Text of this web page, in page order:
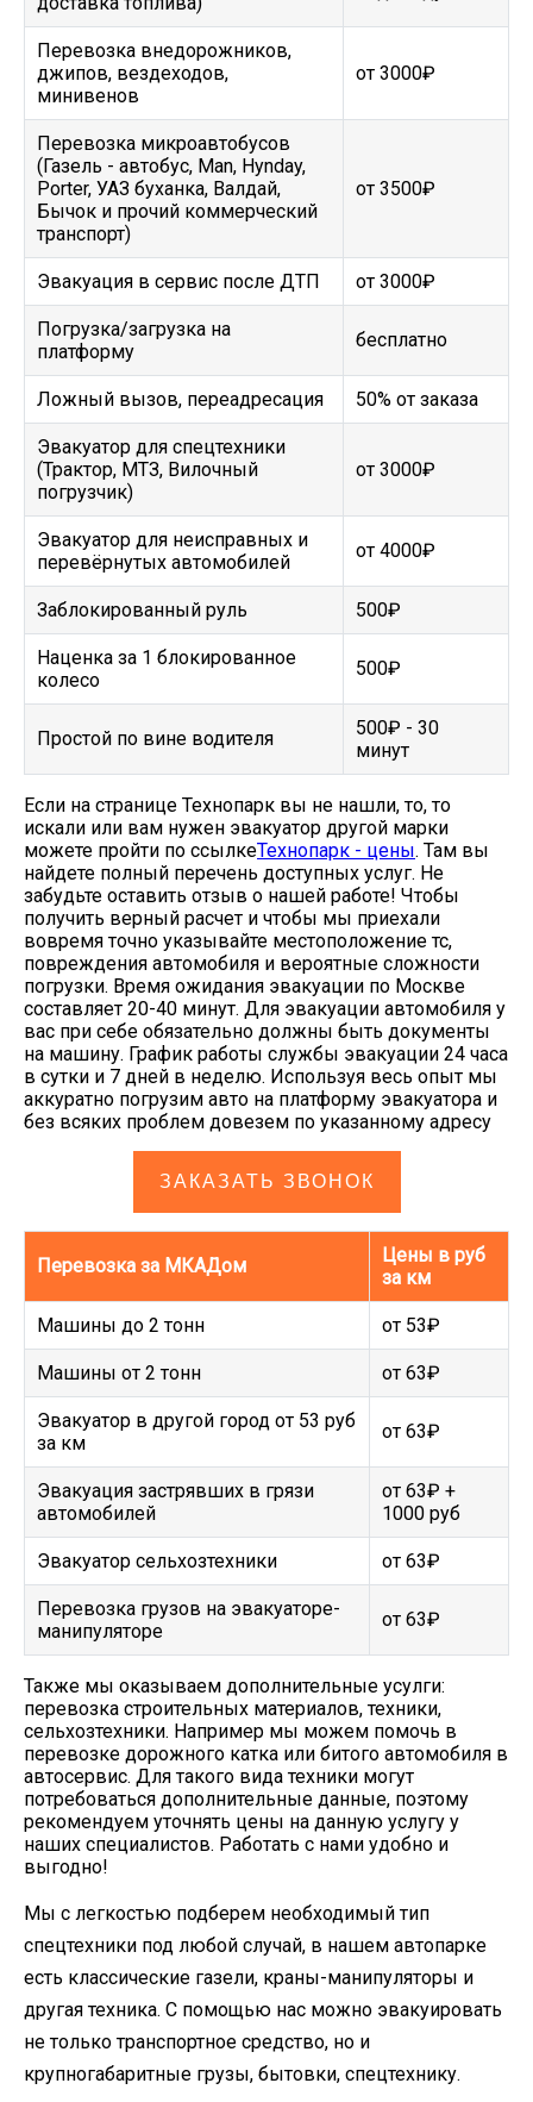
Перевозка внедорожников,
джипов, вездеходов,
минивенов
от 3000₽
Перевозка микроавтобусов
(Газель - автобус, Man, Hynday,
Porter, УАЗ буханка, Валдай,
Бычок и прочий коммерческий
транспорт)
от 3500₽
Эвакуация в сервис после ДТП от 3000₽
Погрузка/загрузка на
платформу
бесплатно
Ложный вызов, переадресация 50% от заказа
Эвакуатор для спецтехники
(Трактор, МТЗ, Вилочный
погрузчик)
от 3000₽
Эвакуатор для неисправных и
перевёрнутых автомобилей
от 4000₽
Заблокированный руль 500₽
Наценка за 1 блокированное
колесо
500₽
Простой по вине водителя
500₽ - 30
минут
Если на странице Технопарк вы не нашли, то, то
искали или вам нужен эвакуатор другой марки
можете пройти по ссылкеТехнопарк - цены. Там вы
найдете полный перечень доступных услуг. Не
забудьте оставить отзыв о нашей работе! Чтобы
получить верный расчет и чтобы мы приехали
вовремя точно указывайте местоположение тс,
повреждения автомобиля и вероятные сложности
погрузки. Время ожидания эвакуации по Москве
составляет 20-40 минут. Для эвакуации автомобиля у
вас при себе обязательно должны быть документы
на машину. График работы службы эвакуации 24 часа
в сутки и 7 дней в неделю. Используя весь опыт мы
аккуратно погрузим авто на платформу эвакуатора и
без всяких проблем довезем по указанному адресу
ЗАКАЗАТЬ ЗВОНОК
Перевозка за МКАДом
Цены в руб
за км
Машины до 2 тонн от 53₽
Машины от 2 тонн от 63₽
Эвакуатор в другой город от 53 руб
за км
от 63₽
Эвакуация застрявших в грязи
автомобилей
от 63₽ +
1000 руб
Эвакуатор сельхозтехники от 63₽
Перевозка грузов на эвакуаторе-
манипуляторе
от 63₽
Также мы оказываем дополнительные усулги:
перевозка строительных материалов, техники,
сельхозтехники. Например мы можем помочь в
перевозке дорожного катка или битого автомобиля в
автосервис. Для такого вида техники могут
потребоваться дополнительные данные, поэтому
рекомендуем уточнять цены на данную услугу у
наших специалистов. Работать с нами удобно и
выгодно!
Мы с легкостью подберем необходимый тип
спецтехники под любой случай, в нашем автопарке
есть классические газели, краны-манипуляторы и
другая техника. С помощью нас можно эвакуировать
не только транспортное средство, но и
крупногабаритные грузы, бытовки, спецтехнику.